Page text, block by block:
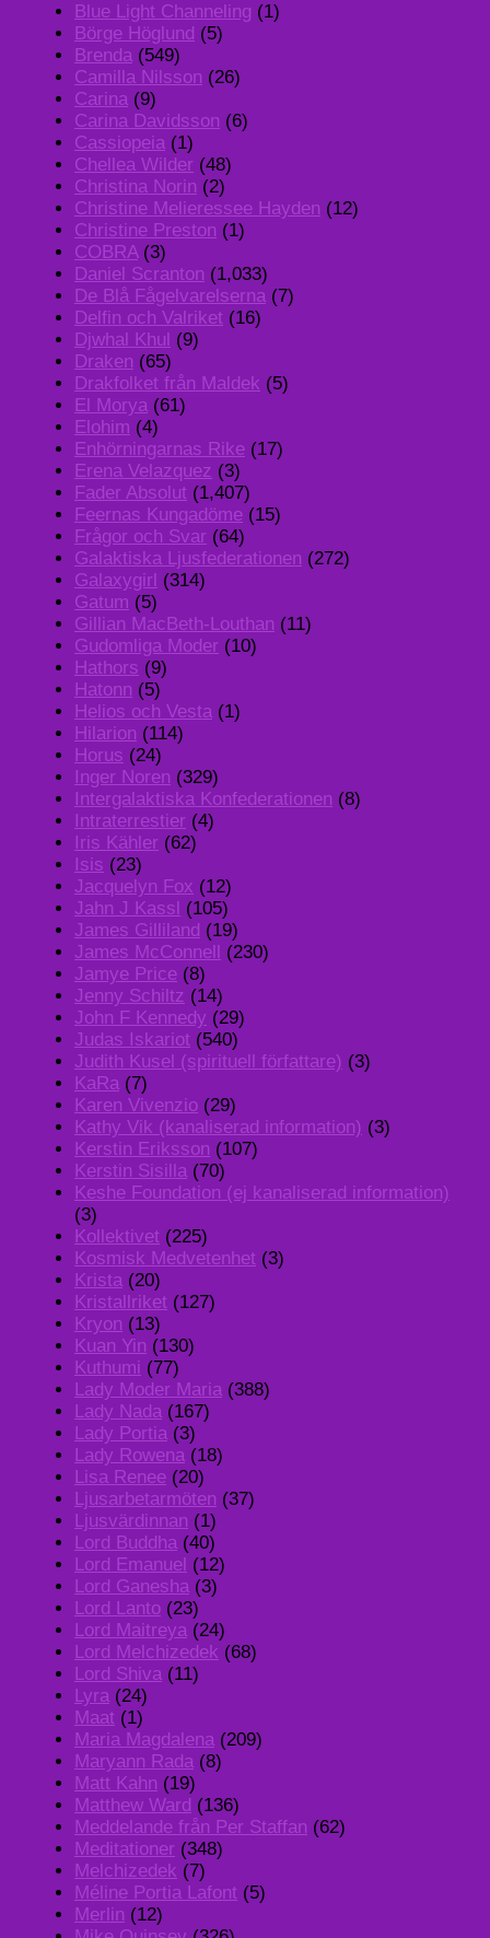
Blue Light Channeling (1)
Börge Höglund (5)
Brenda (549)
Camilla Nilsson (26)
Carina (9)
Carina Davidsson (6)
Cassiopeia (1)
Chellea Wilder (48)
Christina Norin (2)
Christine Melieressee Hayden (12)
Christine Preston (1)
COBRA(3)
Daniel Scranton (1,033)
De Blå Fågelvarelserna (7)
Delfin och Valriket (16)
Djwhal Khul (9)
Draken (65)
Drakfolket från Maldek (5)
El Morya (61)
Elohim (4)
Enhörningarnas Rike (17)
Erena Velazquez (3)
Fader Absolut (1,407)
Feernas Kungadöme (15)
Frågor och Svar (64)
Galaktiska Ljusfederationen (272)
Galaxygirl (314)
Gatum (5)
Gillian MacBeth-Louthan (11)
Gudomliga Moder (10)
Hathors (9)
Hatonn (5)
Helios och Vesta (1)
Hilarion (114)
Horus (24)
Inger Noren (329)
Intergalaktiska Konfederationen (8)
Intraterrestier (4)
Iris Kähler (62)
Isis (23)
Jacquelyn Fox (12)
Jahn J Kassl (105)
James Gilliland (19)
James McConnell
(230)
Jamye Price (8)
Jenny Schiltz (14)
John F Kennedy (29)
Judas Iskariot (540)
Judith Kusel (spirituell författare) (3)
KaRa (7)
Karen Vivenzio (29)
Kathy Vik (kanaliserad information) (3)
Kerstin Eriksson (107)
Kerstin Sisilla (70)
Keshe Foundation (ej kanaliserad information)
(3)
Kollektivet (225)
Kosmisk Medvetenhet (3)
Krista (20)
Kristallriket (127)
Kryon (13)
Kuan Yin (130)
Kuthumi (77)
Lady Moder Maria (388)
Lady Nada (167)
Lady Portia (3)
Lady Rowena (18)
Lisa Renee (20)
Ljusarbetarmöten (37)
Ljusvärdinnan (1)
Lord Buddha (40)
Lord Emanuel (12)
Lord Ganesha (3)
Lord Lanto (23)
Lord Maitreya (24)
Lord Melchizedek (68)
Lord Shiva (11)
Lyra (24)
Maat (1)
Maria Magdalena (209)
Maryann Rada (8)
Matt Kahn (19)
Matthew Ward (136)
Meddelande från Per Staffan (62)
Meditationer (348)
Melchizedek (7)
Méline Portia Lafont (5)
Merlin (12)